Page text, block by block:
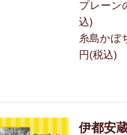
プレーン
込)
糸島かぼ
円(税込)
伊都安